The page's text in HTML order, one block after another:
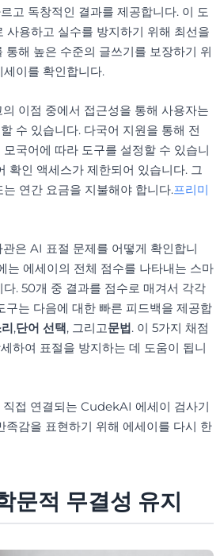
고 독창적인 결과를 제공합니다. 이 도
사용하고 실수를 방지하기 위해 최선을
통해 높은 수준의 글쓰기를 보장하기 위
이를 확인합니다.
의 이점 중에서 접근성을 통해 사용자는
수 있습니다. 다국어 지원을 통해 전
국어에 따라 도구를 설정할 수 있습니
확인 액세스가 제한되어 있습니다. 그
연간 요금을 지불해야 합니다.프리미
은 AI 표절 문제를 어떻게 확인합니
는 에세이의 전체 점수를 나타내는 스마
. 50개 중 결과를 점수로 매겨서 각각
구는 다음에 대한 빠른 피드백을 제공합
,단어 선택, 그리고문법. 이 5가지 채점
하여 표절을 방지하는 데 도움이 됩니
직접 연결되는 CudekAI 에세이 검사기
족감을 표현하기 위해 에세이를 다시 한
문적 무결성 유지